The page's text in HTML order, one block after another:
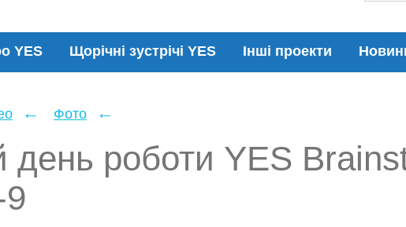
YES Щорічні зустрічі YES Інші проекти
← Фото ←
день роботи YES
9